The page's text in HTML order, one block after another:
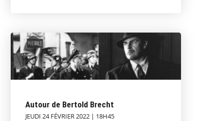
Autour de Bertold Brecht
JEUDI 24 FÉVRIER 2022 | 18H45